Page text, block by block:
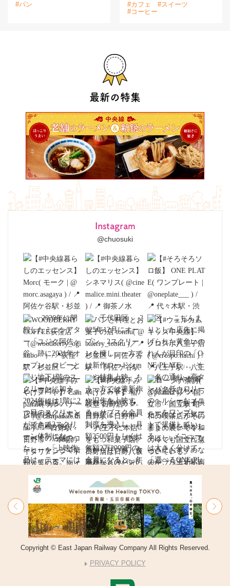
最新の特集
Instagram
@chuosuki
#パン #カフェ
#スイーツ
#コーヒー
Copyright © East Japan Railway Company All Rights Reserved.
PRIVACY POLICY